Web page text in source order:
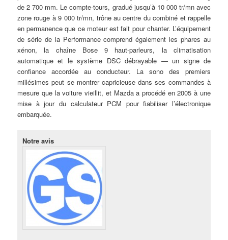
de 2 700 mm. Le compte-tours, gradué jusqu’à 10 000 tr/mn avec
zone rouge à 9 000 tr/mn, trône au centre du combiné et rappelle
en permanence que ce moteur est fait pour chanter. L’équipement
de série de la Performance comprend également les phares au
xénon, la chaîne Bose 9 haut-parleurs, la climatisation
automatique et le système DSC débrayable — un signe de
confiance accordée au conducteur. La sono des premiers
millésimes peut se montrer capricieuse dans ses commandes à
mesure que la voiture vieillit, et Mazda a procédé en 2005 à une
mise à jour du calculateur PCM pour fiabiliser l’électronique
embarquée.
Notre avis